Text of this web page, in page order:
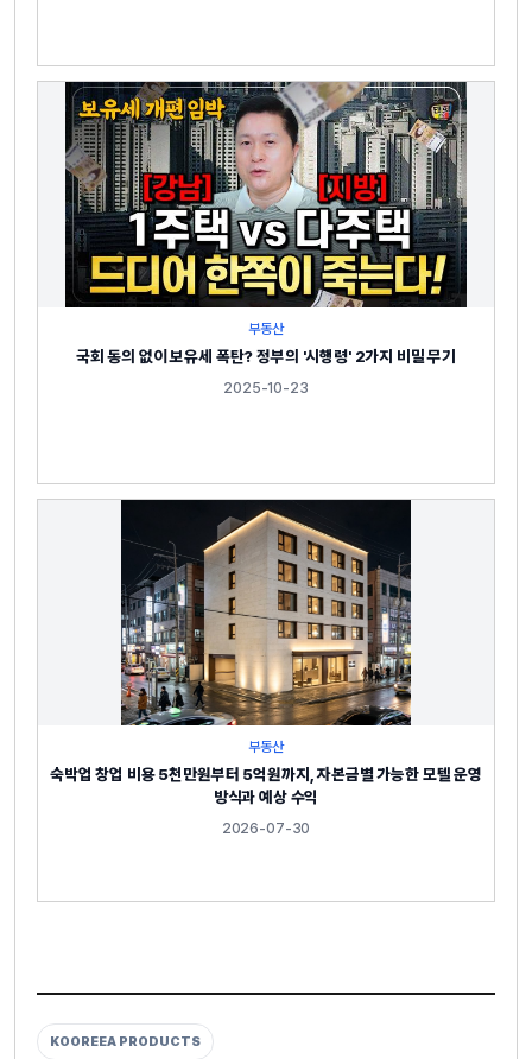
부동산
국회 동의 없이 보유세 폭탄? 정부의 '시행령' 2가지 비밀 무기
2025-10-23
부동산
숙박업 창업 비용 5천만원부터 5억원까지, 자본금별 가능한 모텔 운영
방식과 예상 수익
2026-07-30
KOOREEA PRODUCTS